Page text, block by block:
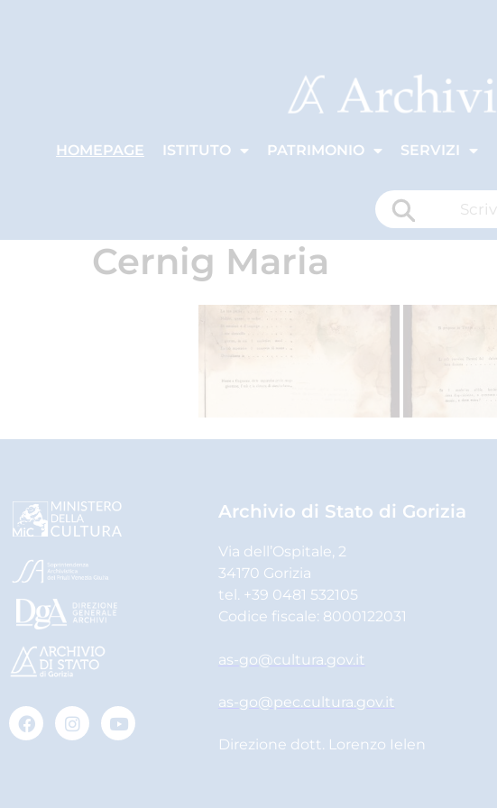
HOMEPAGE ISTITUTO PATRIMONIO SERVIZI
Cernig Maria
Archivio di Stato di Gorizia
Via dell’Ospitale, 2
34170 Gorizia
tel. +39 0481 532105
Codice fiscale: 8000122031
as-go@cultura.gov.it
as-go@pec.cultura.gov.it
Direzione dott. Lorenzo Ielen